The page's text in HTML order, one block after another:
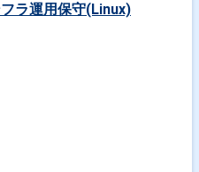
フラ運用保守(Linux)